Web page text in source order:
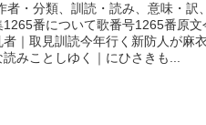
者・分類、訓読・読み、意味・訳
1265番について歌番号1265番原文
者｜取見訓読今年行く新防人が麻
みことしゆく｜にひさきも...